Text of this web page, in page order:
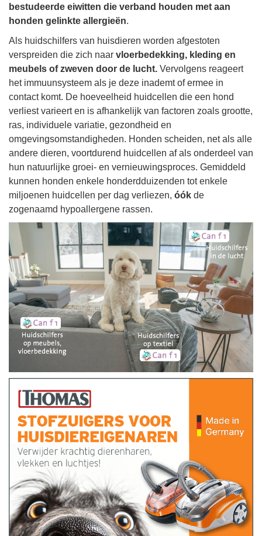
bestudeerde eiwitten die verband houden met aan
honden gelinkte allergieën.
Als huidschilfers van huisdieren worden afgestoten
verspreiden die zich naar vloerbedekking, kleding en
meubels of zweven door de lucht. Vervolgens reageert
het immuunsysteem als je deze inademt of ermee in
contact komt. De hoeveelheid huidcellen die een hond
verliest varieert en is afhankelijk van factoren zoals grootte,
ras, individuele variatie, gezondheid en
omgevingsomstandigheden. Honden scheiden, net als alle
andere dieren, voortdurend huidcellen af als onderdeel van
hun natuurlijke groei- en vernieuwingsproces. Gemiddeld
kunnen honden enkele honderdduizenden tot enkele
miljoenen huidcellen per dag verliezen, óók de
zogenaamd hypoallergene rassen.